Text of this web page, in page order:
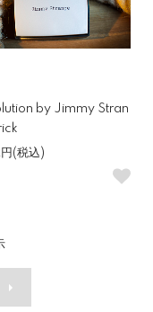
by Jimmy Stran
(税込)